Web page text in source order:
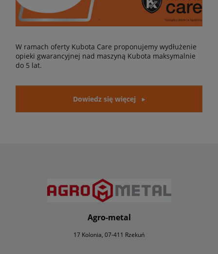
W ramach oferty Kubota Care proponujemy wydłużenie
opieki gwarancyjnej nad maszyną Kubota maksymalnie
do 5 lat.
Dowiedz się więcej
Agro-metal
17 Kolonia, 07-411 Rzekuń